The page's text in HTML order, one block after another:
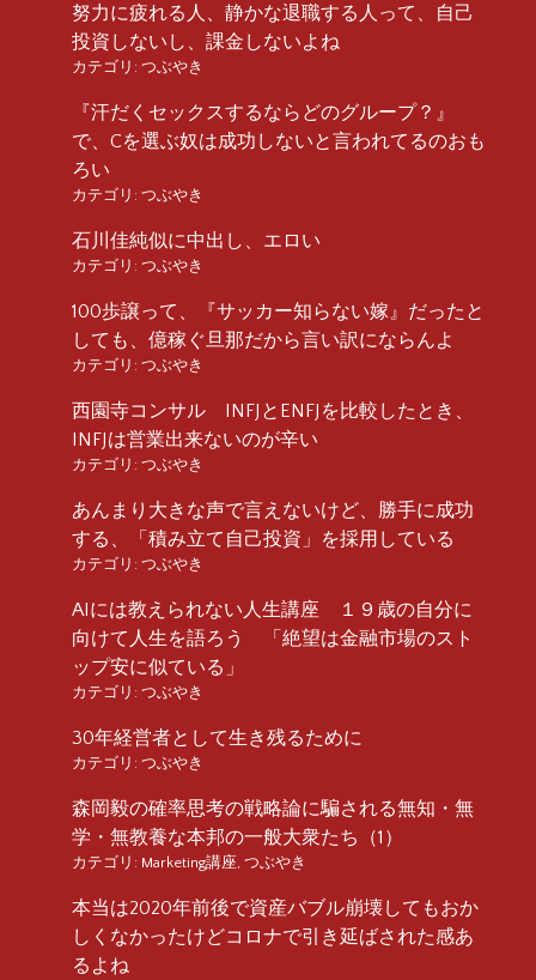
努力に疲れる人、静かな退職する人って、自己
投資しないし、課金しないよね
カテゴリ: つぶやき
『汗だくセックスするならどのグループ？』
で、Cを選ぶ奴は成功しないと言われてるのおも
ろい
カテゴリ: つぶやき
石川佳純似に中出し、エロい
カテゴリ: つぶやき
100歩譲って、『サッカー知らない嫁』だったと
しても、億稼ぐ旦那だから言い訳にならんよ
カテゴリ: つぶやき
西園寺コンサル INFJとENFJを比較したとき、
INFJは営業出来ないのが辛い
カテゴリ: つぶやき
あんまり大きな声で言えないけど、勝手に成功
する、「積み立て自己投資」を採用している
カテゴリ: つぶやき
AIには教えられない人生講座 １９歳の自分に
向けて人生を語ろう 「絶望は金融市場のスト
ップ安に似ている」
カテゴリ: つぶやき
30年経営者として生き残るために
カテゴリ: つぶやき
森岡毅の確率思考の戦略論に騙される無知・無
学・無教養な本邦の一般大衆たち（1）
カテゴリ: Marketing講座, つぶやき
本当は2020年前後で資産バブル崩壊してもおか
しくなかったけどコロナで引き延ばされた感あ
るよね